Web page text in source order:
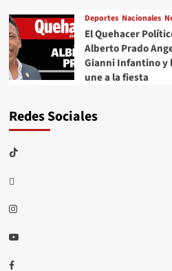
Deportes Nacionales
El Quehacer
Alberto Prado
Gianni Infantino y
une a la fiesta
Redes Sociales
TikTok
threads
Instagram
Youtube
Facebook